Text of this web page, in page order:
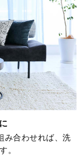
み合わせれば、洗
。